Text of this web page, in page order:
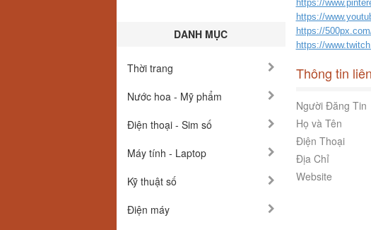
DANH MỤC
Thời trang
Nước hoa - Mỹ phẩm
Điện thoại - Sim số
Máy tính - Laptop
Kỹ thuật số
Điện máy
https://
https://
https://
https://
Thông tin
Người Đăng Tin
Họ và Tên
Điện Thoại
Địa Chỉ
Website